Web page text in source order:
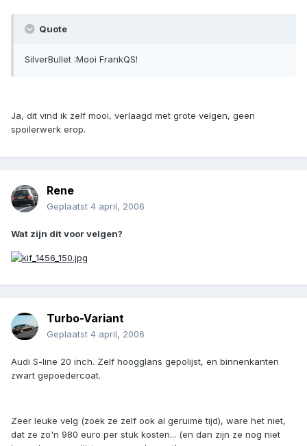
Quote
SilverBullet :Mooi FrankQS!
Ja, dit vind ik zelf mooi, verlaagd met grote velgen, geen
spoilerwerk erop.
Rene
Geplaatst 4 april, 2006
Wat zijn dit voor velgen?
Turbo-Variant
Geplaatst 4 april, 2006
Audi S-line 20 inch. Zelf hoogglans gepolijst, en binnenkanten
zwart gepoedercoat.
Zeer leuke velg (zoek ze zelf ook al geruime tijd), ware het niet,
dat ze zo'n 980 euro per stuk kosten... (en dan zijn ze nog niet